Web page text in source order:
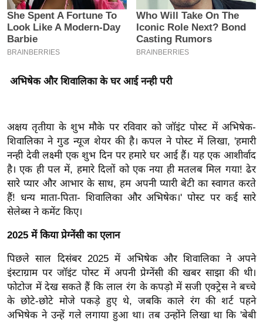
इ
म
ई
-
पे
प
मि
सा
ल
बे
मि
सा
ख्सि
य
त
यं
अभिषेक और शिवालिका के घर आई नन्ही परी
अक्षय तृतीया के शुभ मौके पर रविवार को जॉइंट पोस्ट में अभिषेक-
शिवालिका ने गुड न्यूज शेयर की है। कपल ने पोस्ट में लिखा, 'हमारी
नन्ही देवी लक्ष्मी एक शुभ दिन पर हमारे घर आई हैं। यह एक आशीर्वाद
है। एक ही पल में, हमारे दिलों को एक नया ही मतलब मिल गया! ढेर
सारे प्यार और आभार के साथ, हम अपनी प्यारी बेटी का स्वागत करते
हैं! धन्य माता-पिता- शिवालिका और अभिषेक।' पोस्ट पर कई सारे
सेलेब्स ने कमेंट किए।
2025 में किया प्रेग्नेंसी का एलान
पिछले साल दिसंबर 2025 में अभिषेक और शिवालिका ने अपने
इंस्टाग्राम पर जॉइंट पोस्ट में अपनी प्रेग्नेंसी की खबर साझा की थी।
फोटोज में देख सकते हैं कि लाल रंग के कपड़ो में सजी एक्ट्रेस ने बच्चे
के छोटे-छोटे मोजे पकड़े हुए थे, जबकि काले रंग की शर्ट पहने
अभिषेक ने उन्हें गले लगाया हुआ था। तब उन्होंने लिखा था कि 'बेबी